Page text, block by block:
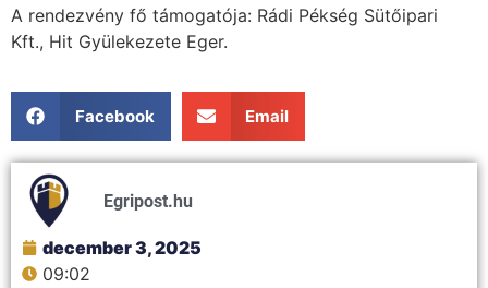
A rendezvény fő támogatója: Rádi Pékség Sütőipari
Kft., Hit Gyülekezete Eger.
Facebook Email
Egripost.hu
december 3, 2025
09:02